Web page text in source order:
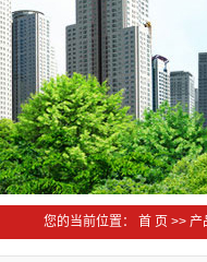
您的当前位置： 首 页 >> 产